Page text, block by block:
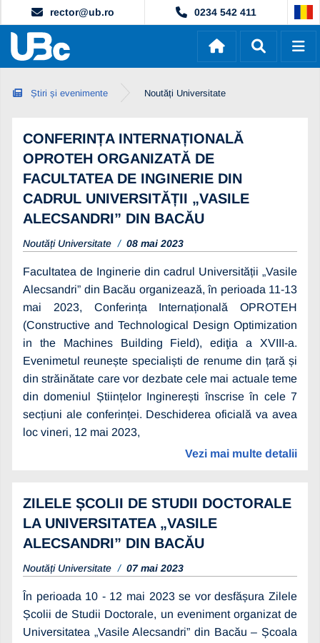
rector@ub.ro 0234 542 411
Știri și evenimente Noutăți Universitate
CONFERINȚA INTERNAȚIONALĂ
OPROTEH ORGANIZATĂ DE
FACULTATEA DE INGINERIE DIN
CADRUL UNIVERSITĂȚII „VASILE
ALECSANDRI” DIN BACĂU
Noutăți Universitate 08 mai 2023
Facultatea de Inginerie din cadrul Universității „Vasile
Alecsandri” din Bacău organizează, în perioada 11-13
mai 2023, Conferința Internațională OPROTEH
(Constructive and Technological Design Optimization
in the Machines Building Field), ediţia a XVIII-a.
Evenimetul reunește specialiști de renume din țară și
din străinătate care vor dezbate cele mai actuale teme
din domeniul Științelor Inginerești înscrise în cele 7
secțiuni ale conferinței. Deschiderea oficială va avea
loc vineri, 12 mai 2023,
Vezi mai multe detalii
ZILELE ȘCOLII DE STUDII DOCTORALE
LA UNIVERSITATEA „VASILE
ALECSANDRI” DIN BACĂU
Noutăți Universitate 07 mai 2023
În perioada 10 - 12 mai 2023 se vor desfășura Zilele
Școlii de Studii Doctorale, un eveniment organizat de
Universitatea „Vasile Alecsandri” din Bacău – Școala